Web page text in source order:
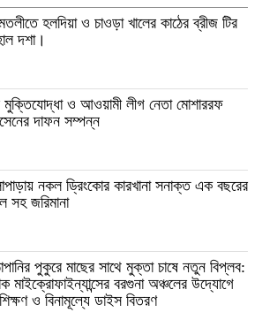
হলদিয়া ও চাওড়া খালের কাঠের ব্রীজ টির
দশা।
মুক্তিযোদ্ধা ও আওয়ামী লীগ নেতা মোশাররফ
দাফন সম্পন্ন
নকল ড্রিংকোর কারখানা সনাক্ত এক বছরের
সহ জরিমানা
পুকুরে মাছের সাথে মুক্তা চাষে নতুন বিপ্লব:
মাইক্রোফাইন্যান্সের বরগুনা অঞ্চলের উদ্যোগে
ও বিনামূল্যে ডাইস বিতরণ